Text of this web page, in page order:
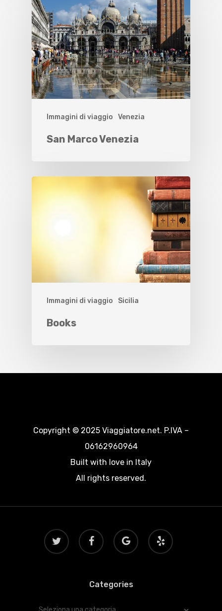
Immagini di viaggio Venezia
San Marco Venezia
Immagini di viaggio Sicilia
Books
Copyright © 2025 Viaggiatore.net. P.IVA –
06162960964
Built with love in Italy
All rights reserved.
twitter facebook
google-
plus
yelp
Categories
Categories